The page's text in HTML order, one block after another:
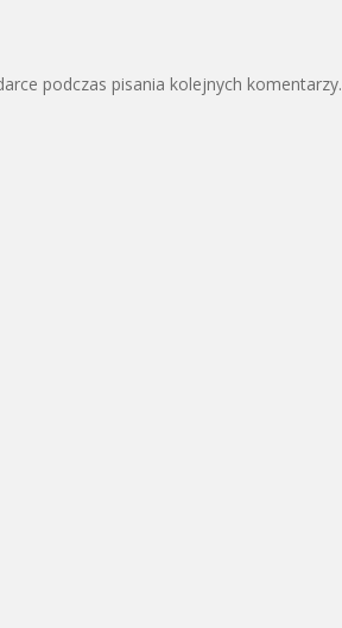
podczas pisania kolejnych komentarzy.